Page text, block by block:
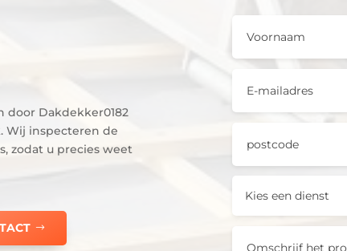
door Dakdekker0182
Wij inspecteren de
zodat u precies weet